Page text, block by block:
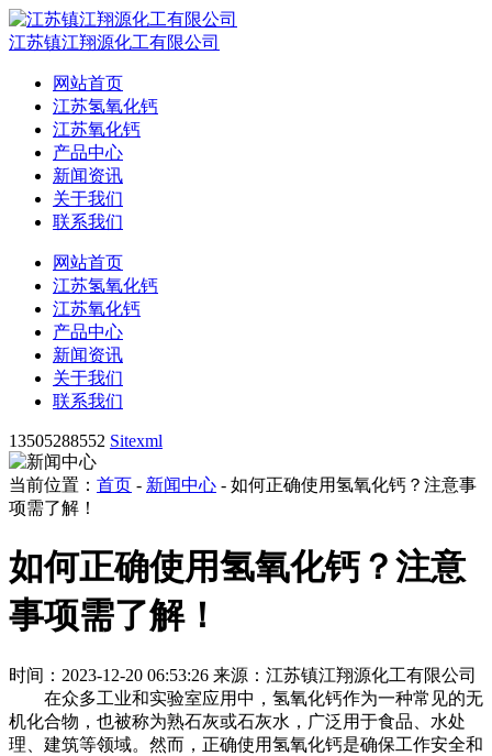
江苏镇江翔源化工有限公司
网站首页
江苏氢氧化钙
江苏氧化钙
产品中心
新闻资讯
关于我们
联系我们
网站首页
江苏氢氧化钙
江苏氧化钙
产品中心
新闻资讯
关于我们
联系我们
13505288552 Sitexml
当前位置： 首页 - 新闻中心 - 如何正确使用氢氧化钙？注意事
项需了解！
如何正确使用氢氧化钙？注意
事项需了解！
时间：2023-12-20 06:53:26 来源：江苏镇江翔源化工有限公司
在众多工业和实验室应用中，氢氧化钙作为一种常见的无
机化合物，也被称为熟石灰或石灰水，广泛用于食品、水处
理、建筑等领域。然而，正确使用氢氧化钙是确保工作安全和